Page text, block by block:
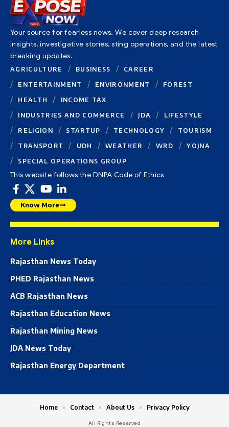
Your source for fearless news. We cover deep research
insights, investigative stories, sting operations, and the latest
breaking updates.
AGRICULTURE BUSINESS
CAREER
ENTERTAINMENT
ENVIRONMENT
FOREST
HEALTH
INCOME TAX
INDUSTRIES AND COMMERCE
JDA
LIFESTYLE
RELIGION
STARTUP TECHNOLOGY
TOURISM
TRANSPORT
UDH WEATHER WRD
YOJNA
SPECIAL OPERATIONS GROUP
This website follows the DNPA Code of Ethics
Know More
More Links
Rajasthan News Today
PHED Rajasthan News
ACB Rajasthan News
Rajasthan Education News
Rajasthan Mining News
JDA News Today
Rajasthan Energy Department
All Rights Reserved
Home Contact About Us Privacy Policy